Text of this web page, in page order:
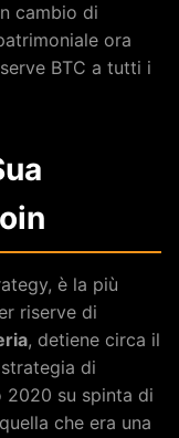
cambio di
ora
BTC a tutti i
è la più
riserve di
, detiene circa il
di
2020 su spinta di
che era una